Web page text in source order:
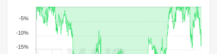
-15%
-10%
-5%